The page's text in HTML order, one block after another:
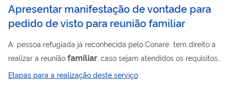
Apresentar manifestação de vontade para
pedido de visto para reunião familiar
A pessoa refugiada já reconhecida pelo Conare tem direito a
realizar a reunião familiar , caso sejam atendidos os requisitos
previstos na legislação. Os familiares que poderão solicitar
Etapas para a realização deste serviço